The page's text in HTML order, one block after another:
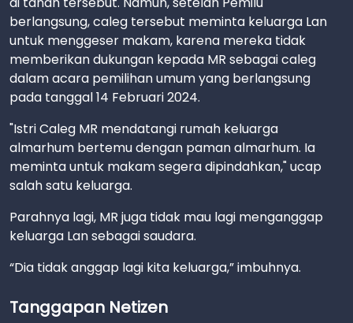
berlangsung, caleg tersebut meminta keluarga Lan
untuk menggeser makam, karena mereka tidak
memberikan dukungan kepada MR sebagai caleg
dalam acara pemilihan umum yang berlangsung
pada tanggal 14 Februari 2024.
"Istri Caleg MR mendatangi rumah keluarga
almarhum bertemu dengan paman almarhum. Ia
meminta untuk makam segera dipindahkan," ucap
salah satu keluarga.
Parahnya lagi, MR juga tidak mau lagi menganggap
keluarga Lan sebagai saudara.
“Dia tidak anggap lagi kita keluarga,” imbuhnya.
Tanggapan Netizen